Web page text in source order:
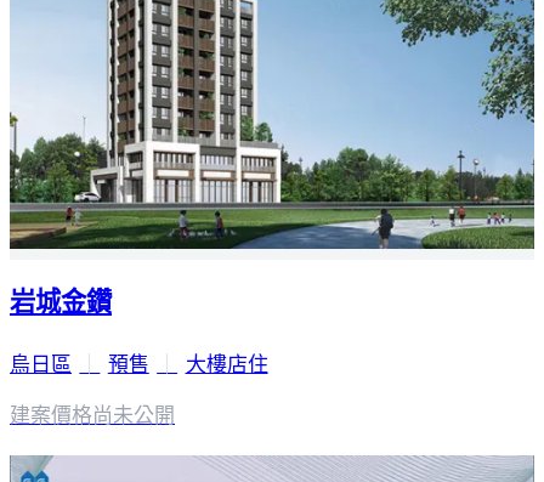
岩城金鑽
烏日區 預售 大樓店住
建案價格尚未公開